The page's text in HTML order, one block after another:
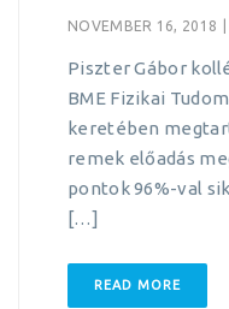
NOVEMBER 16, 2018
Piszter Gábor
BME Fizikai
keretében
remek előadás
pontok 96%-val
[…]
READ MORE